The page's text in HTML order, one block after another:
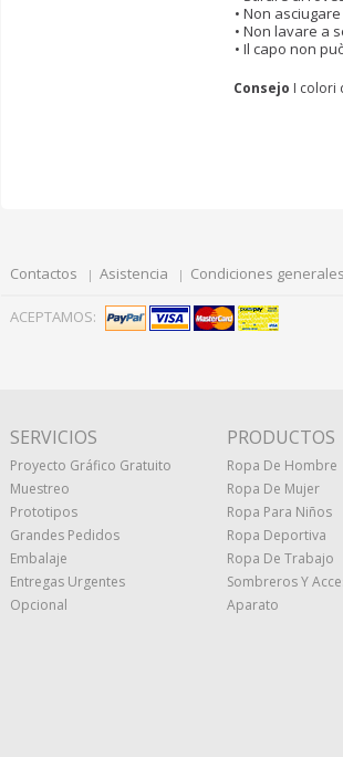
Non
Non lavare a
Il capo non
Consejo I colori
Contactos Asistencia Condiciones generales
ACEPTAMOS:
SERVICIOS
Proyecto Gráfico Gratuito
Muestreo
Prototipos
Grandes Pedidos
Embalaje
Entregas Urgentes
Opcional
PRODUCTOS
Ropa De Hombre
Ropa De Mujer
Ropa Para Niños
Ropa Deportiva
Ropa De Trabajo
Sombreros Y
Aparato